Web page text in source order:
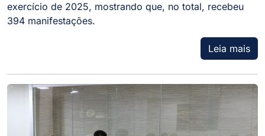
exercício de 2025, mostrando que, no total, recebeu
394 manifestações.
Leia mais